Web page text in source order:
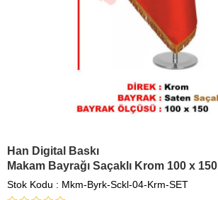
Han Digital Baskı
Makam Bayrağı Saçaklı Krom 100 x 150
Stok Kodu Mkm-Byrk-Sckl-04-Krm-SET